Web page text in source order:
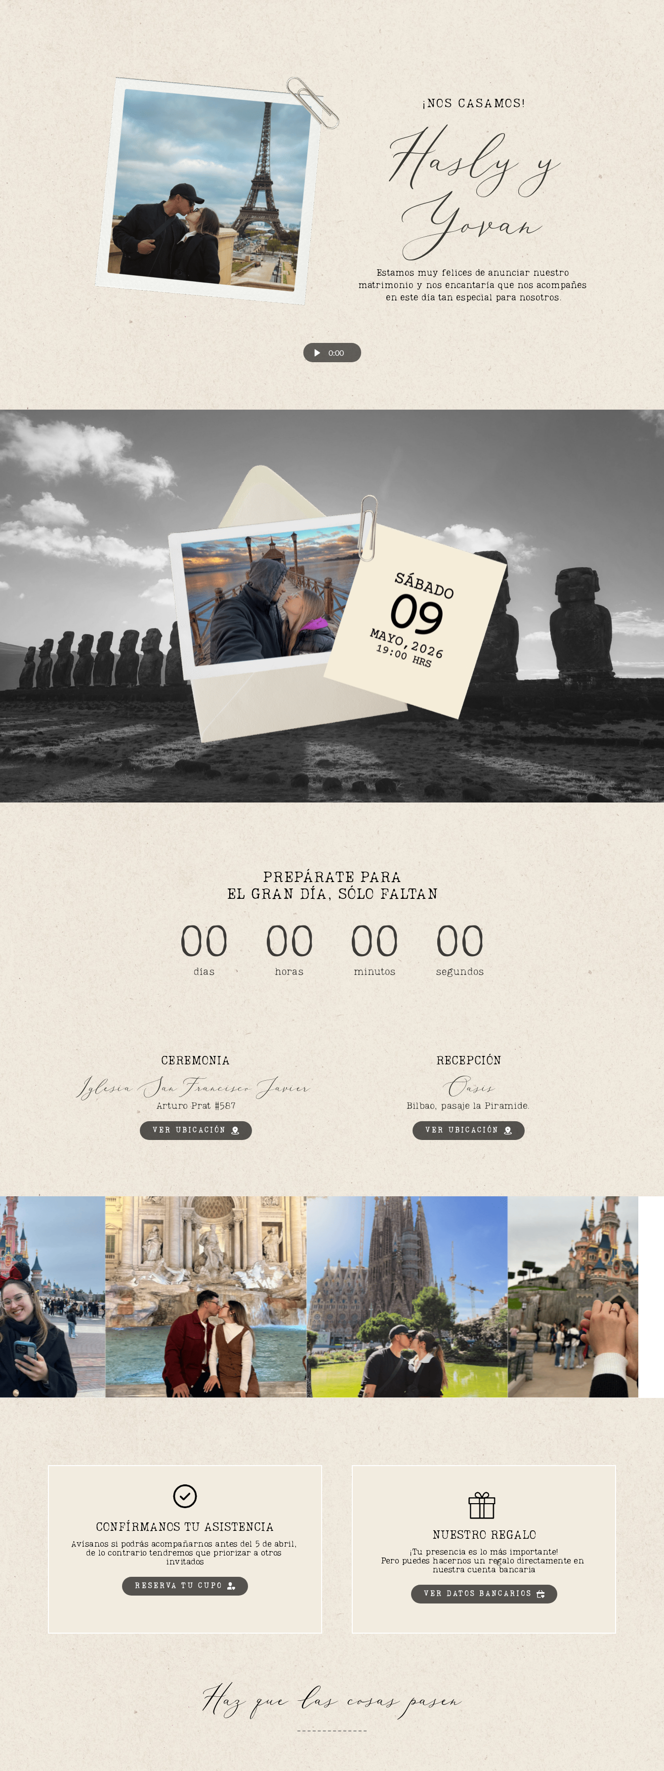
¡NOS CASAMOS!
Hasly y
Yovan
Estamos muy felices de anunciar nuestro
matrimonio y nos encantaría que nos acompañes
en este día tan especial para nosotros.
0:00
PREPÁRATE PARA
EL GRAN DÍA, SÓLO FALTAN
00
días
00
horas
00
minutos
00
segundos
CEREMONIA
Iglesia San Francisco Javier
Arturo Prat #587
VER UBICACIÓN
RECEPCIÓN
Oasis
Bilbao, pasaje la Piramide.
VER UBICACIÓN
CONFÍRMANOS TU ASISTENCIA
Avísanos si podrás acompañarnos antes del 5 de abril,
de lo contrario tendremos que priorizar a otros
invitados
RESERVA TU CUPO
NUESTRO REGALO
¡Tu presencia es lo más importante!
Pero puedes hacernos un regalo directamente en
nuestra cuenta bancaria
VER DATOS BANCARIOS
Haz que las cosas pasen